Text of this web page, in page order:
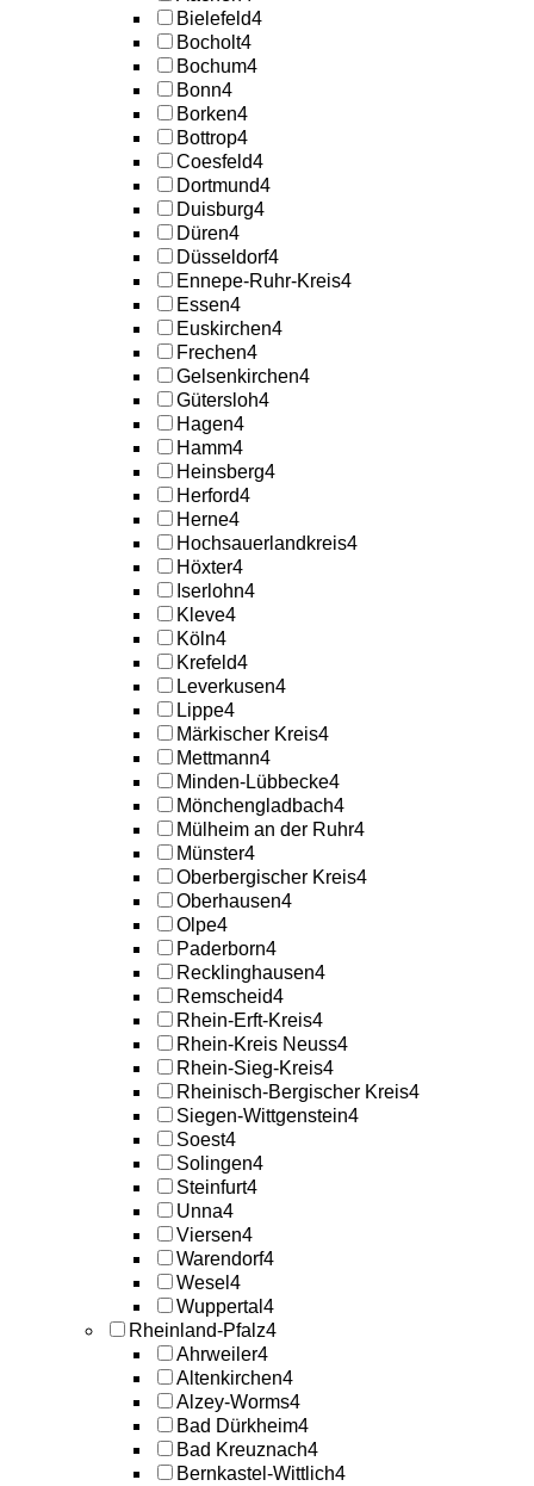
Bielefeld4
Bocholt4
Bochum4
Bonn4
Borken4
Bottrop4
Coesfeld4
Dortmund4
Duisburg4
Düren4
Düsseldorf4
Ennepe-Ruhr-Kreis4
Essen4
Euskirchen4
Frechen4
Gelsenkirchen4
Gütersloh4
Hagen4
Hamm4
Heinsberg4
Herford4
Herne4
Hochsauerlandkreis4
Höxter4
Iserlohn4
Kleve4
Köln4
Krefeld4
Leverkusen4
Lippe4
Märkischer Kreis4
Mettmann4
Minden-Lübbecke4
Mönchengladbach4
Mülheim an der Ruhr4
Münster4
Oberbergischer Kreis4
Oberhausen4
Olpe4
Paderborn4
Recklinghausen4
Remscheid4
Rhein-Erft-Kreis4
Rhein-Kreis Neuss4
Rhein-Sieg-Kreis4
Rheinisch-Bergischer Kreis4
Siegen-Wittgenstein4
Soest4
Solingen4
Steinfurt4
Unna4
Viersen4
Warendorf4
Wesel 4
Wuppertal 4
Rheinland-Pfalz4
Ahrweiler4
Altenkirchen4
Alzey-Worms4
Bad Dürkheim4
Bad Kreuznach4
Bernkastel-Wittlich4